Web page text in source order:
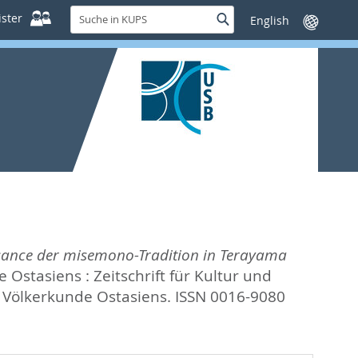
Suche
in
KUPS
SucheSprache
wechseln
der misemono-Tradition in Terayama
Ostasiens : Zeitschrift für Kultur und
Ostasiens. ISSN 0016-9080